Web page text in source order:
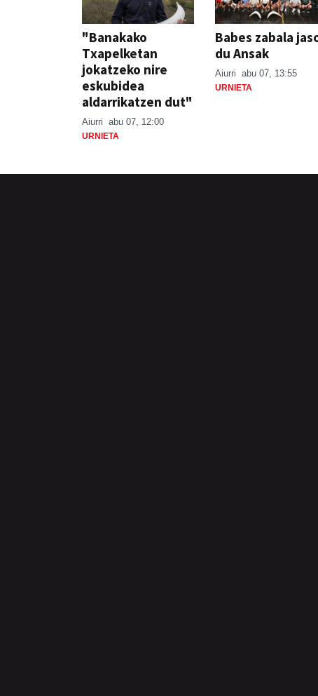
"Banakako
Txapelketan
jokatzeko nire
eskubidea
aldarrikatzen dut"
Aiurri abu 07, 12:00
URNIETA
Babes zabala
du Ansak
Aiurri abu 07, 13:55
URNIETA